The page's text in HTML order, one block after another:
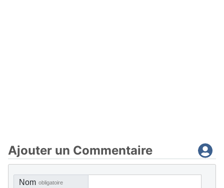
Ajouter un Commentaire
Nom obligatoire